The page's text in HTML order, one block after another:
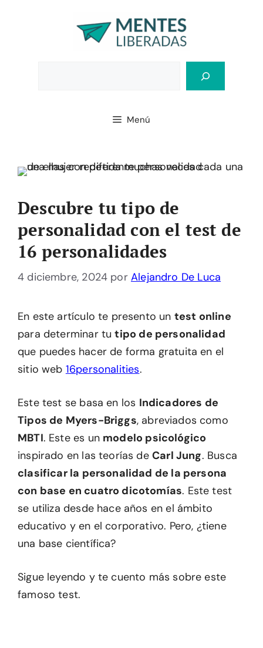
Menú
Descubre tu tipo de
personalidad con el test de
16 personalidades
4 diciembre, 2024 por Alejandro De Luca
En este artículo te presento un test online
para determinar tutipo de personalidad
que puedes hacer de forma gratuita en el
sitio web 16personalities.
Este test se basa en los Indicadores de
Tipos de Myers-Briggs, abreviados como
MBTI. Este es un modelo psicológico
inspirado en las teorías deCarl Jung. Busca
clasificar la personalidad de la persona
con base en cuatro dicotomías. Este test
se utiliza desde hace años en el ámbito
educativo y en el corporativo. Pero, ¿tiene
una base científica?
Sigue leyendo y te cuento más sobre este
famoso test.